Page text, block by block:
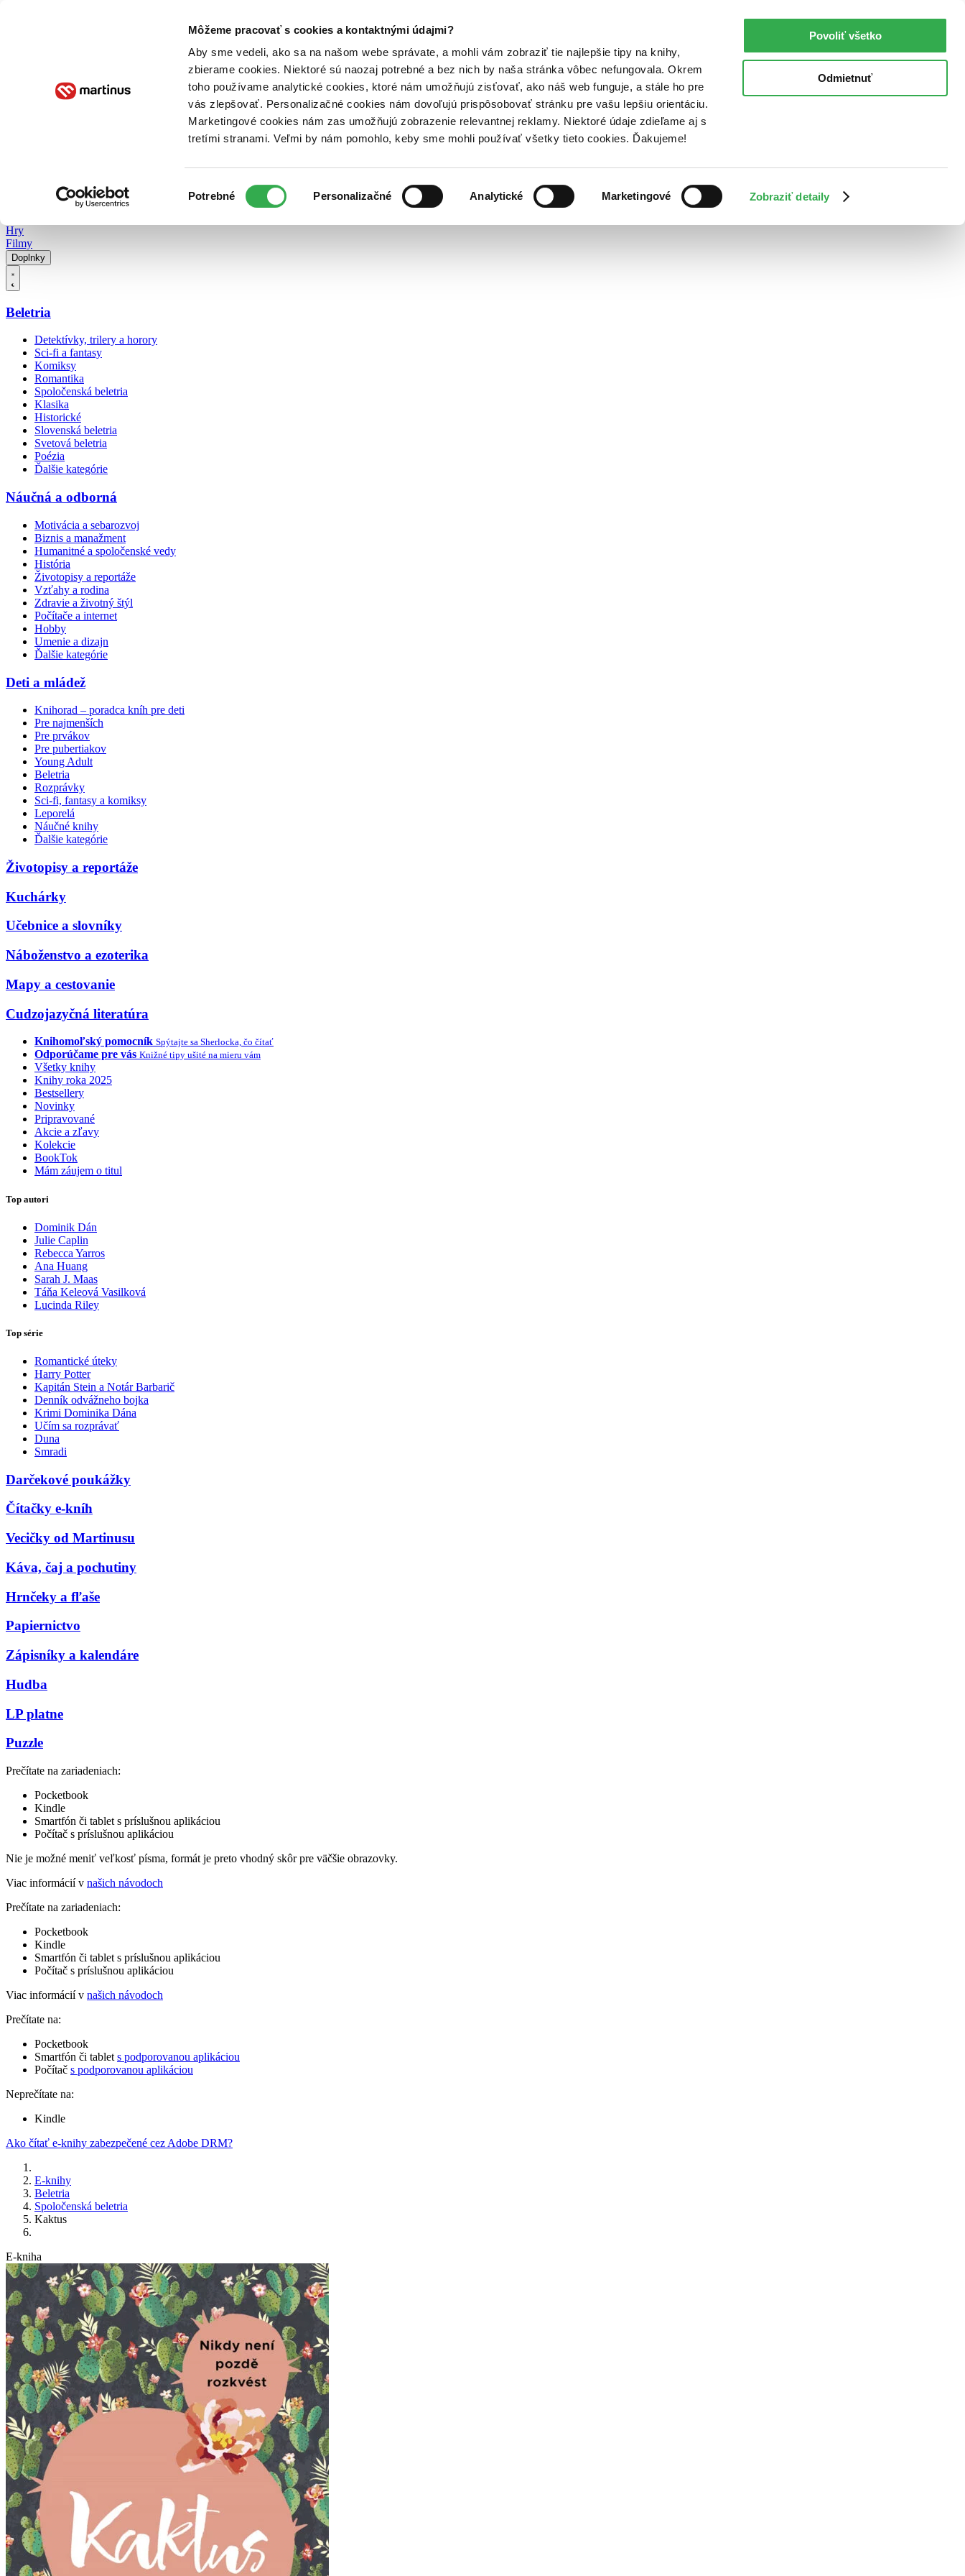
Môžeme pracovať s cookies a kontaktnými údajmi?
Aby sme vedeli, ako sa na našom webe správate, a mohli vám zobraziť tie najlepšie tipy na knihy,
zbierame cookies. Niektoré sú naozaj potrebné a bez nich by naša stránka vôbec nefungovala. Okrem
toho používame analytické cookies, ktoré nám umožňujú zisťovať, ako náš web funguje, a stále ho pre
vás zlepšovať. Personalizačné cookies nám dovoľujú prispôsobovať stránku pre vašu lepšiu orientáciu.
Marketingové cookies nám zas umožňujú zobrazenie relevantnej reklamy. Niektoré údaje zdieľame aj s
tretími stranami. Veľmi by nám pomohlo, keby sme mohli používať všetky tieto cookies. Ďakujeme!
súhlasu
Potrebné Personalizačné Analytické Marketingové Zobraziť detaily
Povoliť všetko
Odmietnuť
Poukážky Kontakt
Hry
Filmy
Doplnky
Beletria
Detektívky, trilery a horory
Sci-fi a fantasy
Komiksy
Romantika
Spoločenská beletria
Klasika
Historické
Slovenská beletria
Svetová beletria
Poézia
Ďalšie kategórie
Náučná a odborná
Motivácia a sebarozvoj
Biznis a manažment
Humanitné a spoločenské vedy
História
Životopisy a reportáže
Vzťahy a rodina
Zdravie a životný štýl
Počítače a internet
Hobby
Umenie a dizajn
Ďalšie kategórie
Deti a mládež
Knihorad – poradca kníh pre deti
Pre najmenších
Pre prvákov
Pre pubertiakov
Young Adult
Beletria
Rozprávky
Sci-fi, fantasy a komiksy
Leporelá
Náučné knihy
Ďalšie kategórie
Životopisy a reportáže
Kuchárky
Učebnice a slovníky
Náboženstvo a ezoterika
Mapy a cestovanie
Cudzojazyčná literatúra
Knihomoľský pomocník Spýtajte sa Sherlocka, čo čítať
Odporúčame pre vás Knižné tipy ušité na mieru vám
Všetky knihy
Knihy roka 2025
Bestsellery
Novinky
Pripravované
Akcie a zľavy
Kolekcie
BookTok
Mám záujem o titul
Top autori
Dominik Dán
Julie Caplin
Rebecca Yarros
Ana Huang
Sarah J. Maas
Táňa Keleová Vasilková
Lucinda Riley
Top série
Romantické úteky
Harry Potter
Kapitán Stein a Notár Barbarič
Denník odvážneho bojka
Krimi Dominika Dána
Učím sa rozprávať
Duna
Smradi
Darčekové poukážky
Čítačky e-kníh
Vecičky od Martinusu
Káva, čaj a pochutiny
Hrnčeky a fľaše
Papiernictvo
Zápisníky a kalendáre
Hudba
LP platne
Puzzle
Prečítate na zariadeniach:
Pocketbook
Kindle
Smartfón či tablet s príslušnou aplikáciou
Počítač s príslušnou aplikáciou
Nie je možné meniť veľkosť písma, formát je preto vhodný skôr pre väčšie obrazovky.
Viac informácií v našich návodoch
Prečítate na zariadeniach:
Pocketbook
Kindle
Smartfón či tablet s príslušnou aplikáciou
Počítač s príslušnou aplikáciou
Viac informácií v našich návodoch
Prečítate na:
Pocketbook
Smartfón či tablet s podporovanou aplikáciou
Počítač s podporovanou aplikáciou
Neprečítate na:
Kindle
Ako čítať e-knihy zabezpečené cez Adobe DRM?
E-knihy
Beletria
Spoločenská beletria
Kaktus
E-kniha